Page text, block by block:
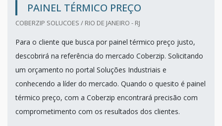
PAINEL TÉRMICO PREÇO
COBERZIP SOLUCOES / RIO DE JANEIRO - RJ
Para o cliente que busca por painel térmico preço justo,
descobrirá na referência do mercado Coberzip. Solicitando
um orçamento no portal Soluções Industriais e
conhecendo a líder do mercado. Quando o quesito é painel
térmico preço, com a Coberzip encontrará precisão com
comprometimento com os resultados dos clientes.